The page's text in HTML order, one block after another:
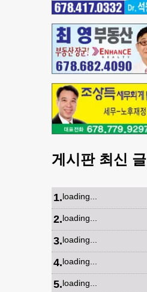
게시판 최신 글
1.loading...
2.loading...
3.loading...
4.loading...
5.loading...